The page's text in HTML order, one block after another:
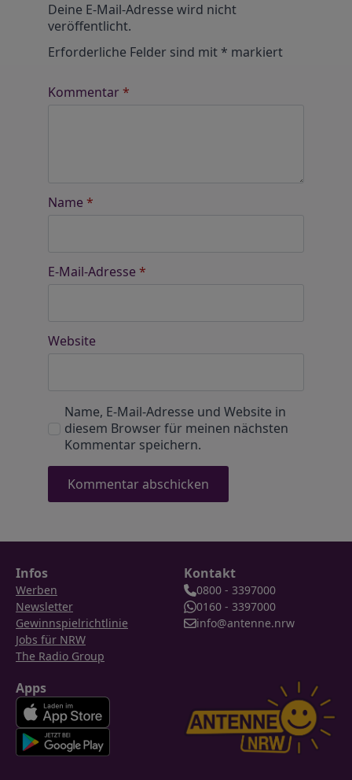
Deine E-Mail-Adresse wird nicht
veröffentlicht.
Erforderliche Felder sind mit * markiert
Kommentar*
Name *
E-Mail-Adresse *
Website
Name, E-Mail-Adresse und Website in
diesem Browser für meinen nächsten
Kommentar speichern.
Infos
Werben
Newsletter
Gewinnspielrichtlinie
Jobs für NRW
The Radio Group
Kontakt
0800 - 3397000
0160 - 3397000
info@antenne.nrw
Apps